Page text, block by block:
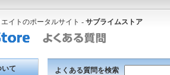
イトのポータルサイト - サブライムストア
いて よくある質問を検索